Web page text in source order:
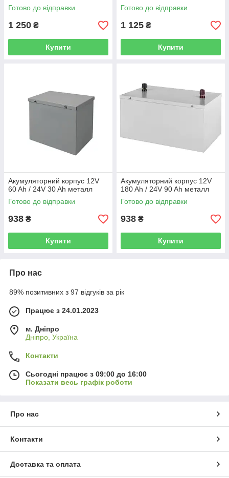
Готово до відправки
1 250 ₴
Купити
Готово до відправки
1 125 ₴
Купити
Акумуляторний корпус 12V
60 Ah / 24V 30 Ah металл
Готово до відправки
938 ₴
Купити
Акумуляторний корпус 12V
180 Ah / 24V 90 Ah металл
Готово до відправки
938 ₴
Купити
Про нас
89% позитивних з 97 відгуків за рік
Працює з 24.01.2023
м. Дніпро
Дніпро, Україна
Контакти
Сьогодні працює з 09:00 до 16:00
Показати весь графік роботи
Про нас
Контакти
Доставка та оплата